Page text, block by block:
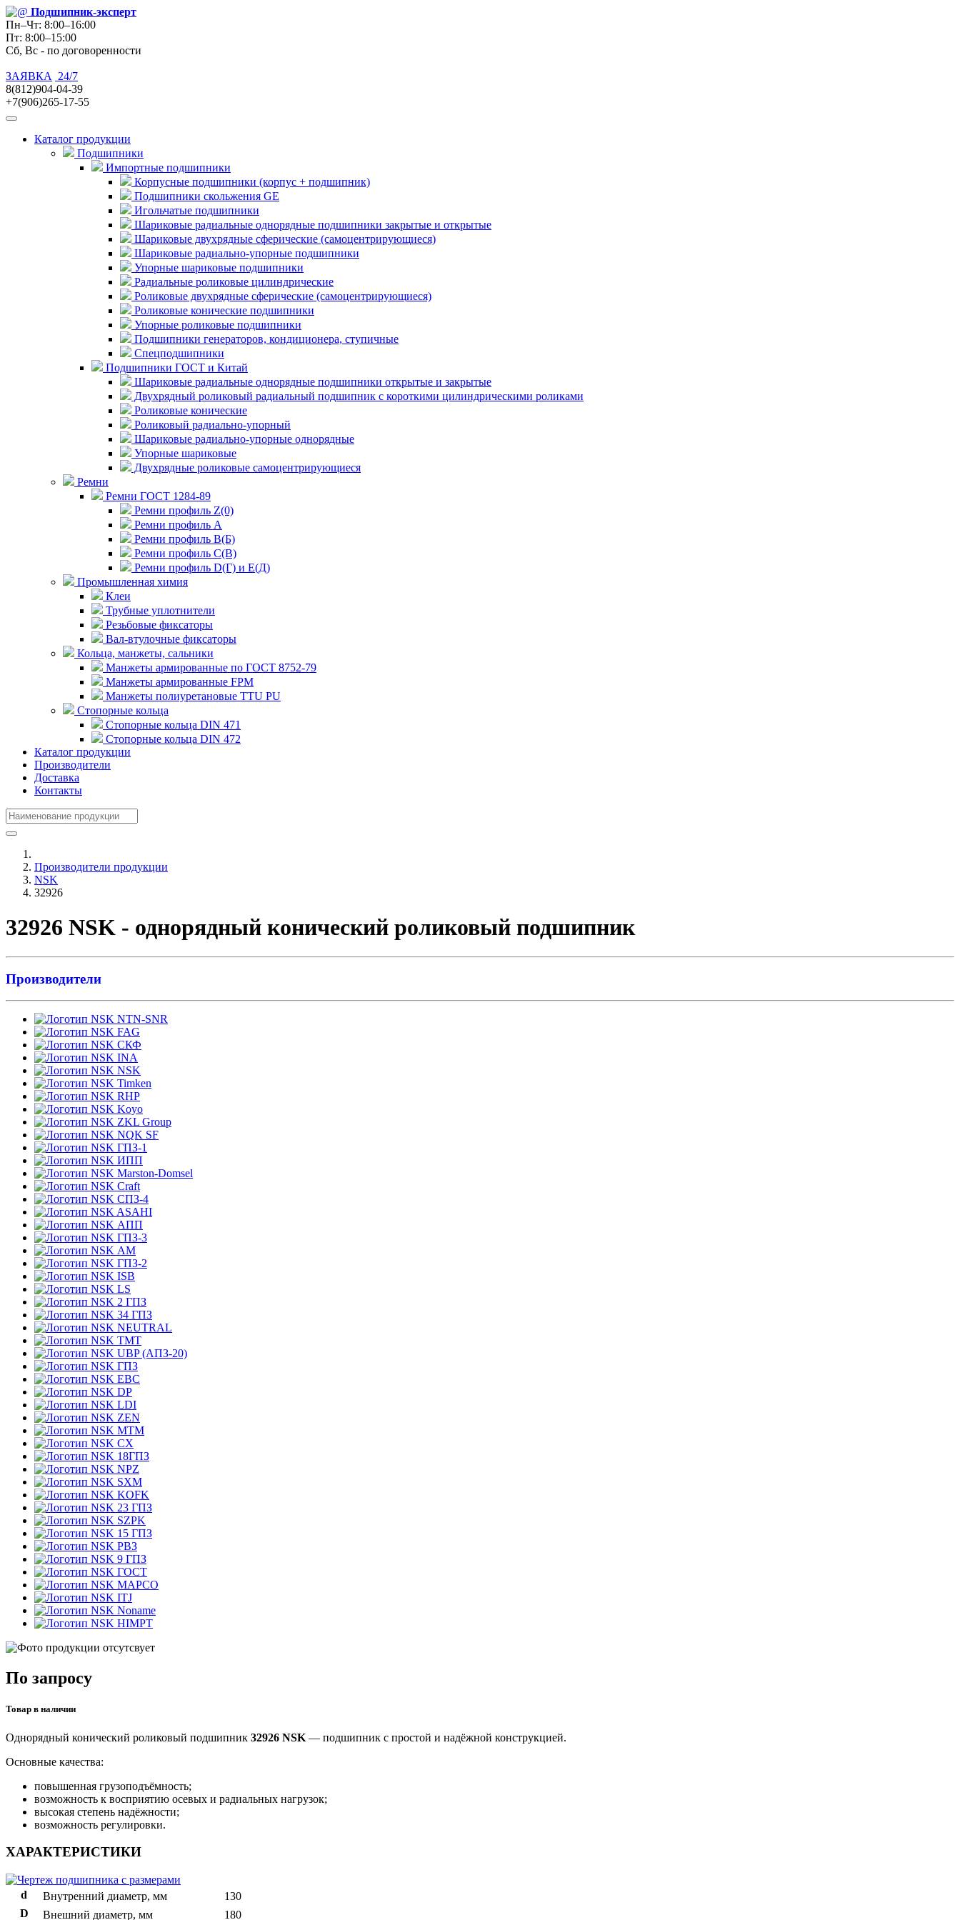
Подшипник-эксперт
Пн–Чт: 8:00–16:00
Пт: 8:00–15:00
Сб, Вс - по договоренности
ЗАЯВКА
24/7
8(812)904-04-39
+7(906)265-17-55
Каталог продукции
Подшипники
Импортные подшипники
Корпусные подшипники (корпус + подшипник)
Подшипники скольжения GE
Игольчатые подшипники
Шариковые радиальные однорядные подшипники закрытые и открытые
Шариковые двухрядные сферические (самоцентрирующиеся)
Шариковые радиально-упорные подшипники
Упорные шариковые подшипники
Радиальные роликовые цилиндрические
Роликовые двухрядные сферические (самоцентрирующиеся)
Роликовые конические подшипники
Упорные роликовые подшипники
Подшипники генераторов, кондиционера, ступичные
Спецподшипники
Подшипники ГОСТ и Китай
Шариковые радиальные однорядные подшипники открытые и закрытые
Двухрядный роликовый радиальный подшипник с короткими цилиндрическими роликами
Роликовые конические
Роликовый радиально-упорный
Шариковые радиально-упорные однорядные
Упорные шариковые
Двухрядные роликовые самоцентрирующиеся
Ремни
Ремни ГОСТ 1284-89
Ремни профиль Z(0)
Ремни профиль А
Ремни профиль В(Б)
Ремни профиль С(В)
Ремни профиль D(Г) и E(Д)
Промышленная химия
Клеи
Трубные уплотнители
Резьбовые фиксаторы
Вал-втулочные фиксаторы
Кольца, манжеты, сальники
Манжеты армированные по ГОСТ 8752-79
Манжеты армированные FPM
Манжеты полиуретановые TTU PU
Стопорные кольца
Стопорные кольца DIN 471
Стопорные кольца DIN 472
Каталог продукции
Производители
Доставка
Контакты
Производители продукции
NSK
32926
32926 NSK - однорядный конический роликовый подшипник
Производители
NTN-SNR
FAG
СКФ
INA
NSK
Timken
RHP
Koyo
ZKL Group
NQK SF
ГПЗ-1
ИПП
Marston-Domsel
Craft
СПЗ-4
ASAHI
АПП
ГПЗ-3
АМ
ГПЗ-2
ISB
LS
2 ГПЗ
34 ГПЗ
NEUTRAL
TMT
UBP (АПЗ-20)
ГПЗ
EBC
DP
LDI
ZEN
MTM
CX
18ГПЗ
NPZ
SXM
KOFK
23 ГПЗ
SZPK
15 ГПЗ
РВЗ
9 ГПЗ
ГОСТ
MAPCO
ITJ
Noname
HIMPT
По запросу
Товар в наличии
Однорядный конический роликовый подшипник 32926 NSK — подшипник с простой и надёжной конструкцией.
Основные качества:
повышенная грузоподъёмность;
возможность к восприятию осевых и радиальных нагрузок;
высокая степень надёжности;
возможность регулировки.
ХАРАКТЕРИСТИКИ
d Внутренний диаметр, мм
130
D
Внешний диаметр, мм 180